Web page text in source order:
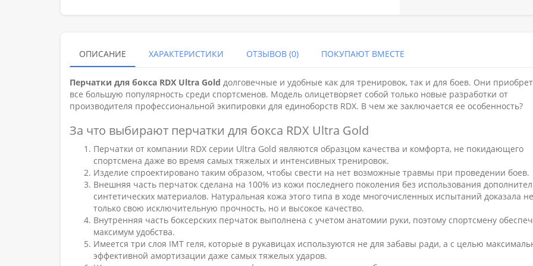
ОПИСАНИЕ ХАРАКТЕРИСТИКИ ОТЗЫВОВ (0) ПОКУПАЮТ ВМЕСТЕ
Перчатки для бокса RDX Ultra Gold долговечные и удобные как для тренировок, так и для боев. Они
все большую популярность среди спортсменов. Модель олицетворяет собой только новые разработки от
производителя профессиональной экипировки для единоборств RDX. В чем же заключается ее особенность?
За что выбирают перчатки для бокса RDX Ultra Gold
Перчатки от компании RDX серии Ultra Gold являются образцом качества и комфорта, не покидающего
спортсмена даже во время самых тяжелых и интенсивных тренировок.
Изделие спроектировано таким образом, чтобы свести на нет возможные травмы при проведении боев.
Внешняя часть перчаток сделана на 100% из кожи последнего поколения без использования
синтетических материалов. Натуральная кожа этого типа в ходе многочисленных испытаний доказала не
только свою исключительную прочность, но и высокое качество.
Внутренняя часть боксерских перчаток выполнена с учетом анатомии руки, поэтому спортсмену
максимум удобства.
Имеется три слоя IMT геля, которые в рукавицах используются не для забавы ради, а с целью
эффективной амортизации даже самых тяжелых ударов.